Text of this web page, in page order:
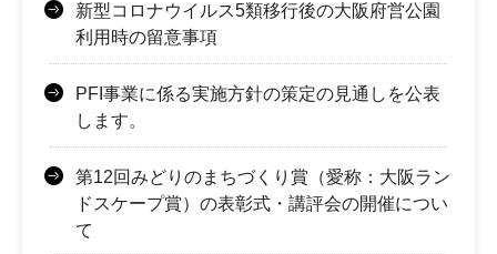
新型コロナウイルス5類移行後の大阪府営公園
利用時の留意事項
PFI事業に係る実施方針の策定の見通しを公表
します。
第12回みどりのまちづくり賞（愛称：大阪ラン
ドスケープ賞）の表彰式・講評会の開催につい
て